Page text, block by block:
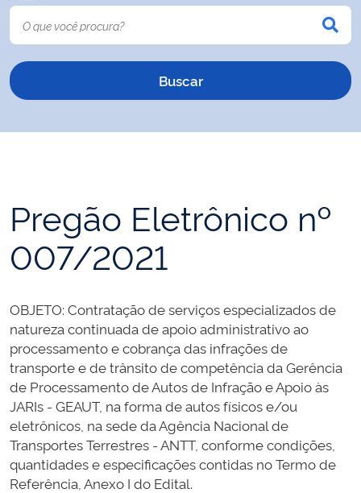
Pregão Eletrônico nº
007/2021
OBJETO: Contratação de serviços especializados de
natureza continuada de apoio administrativo ao
processamento e cobrança das infrações de
transporte e de trânsito de competência da Gerência
de Processamento de Autos de Infração e Apoio às
JARIs - GEAUT, na forma de autos físicos e/ou
eletrônicos, na sede da Agência Nacional de
Transportes Terrestres - ANTT, conforme condições,
quantidades e especificações contidas no Termo de
Referência, Anexo I do Edital.